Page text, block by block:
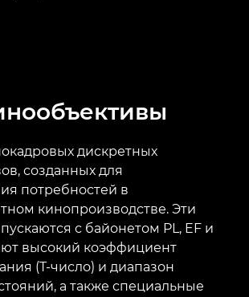
дискретных
созданных для
потребностей в
кинопроизводстве. Эти
с байонетом PL, EF и
высокий коэффициент
(T-число) и диапазон
а также специальные